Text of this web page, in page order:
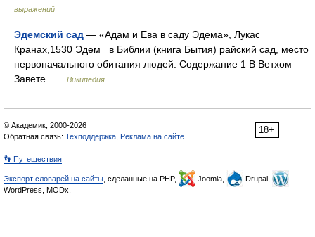
выражений
Эдемский сад — «Адам и Ева в саду Эдема», Лукас
Кранах,1530 Эдем в Библии (книга Бытия) райский сад, место
первоначального обитания людей. Содержание 1 В Ветхом
Завете …
Википедия
18+
© Академик, 2000-2026
Обратная связь: Техподдержка Реклама на сайте
👣 Путешествия
Экспорт словарей на сайты , сделанные на PHP, Joomla,
Drupal,
WordPress, MODx.